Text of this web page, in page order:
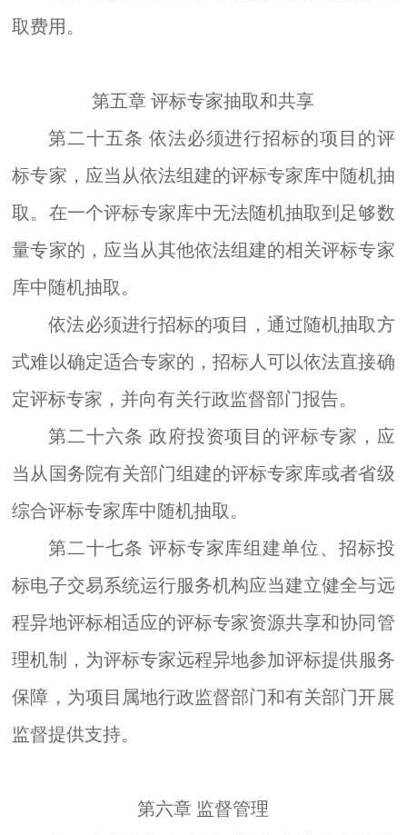
取费用。
第五章 评标专家抽取和共享
第二十五条 依法必须进行招标的项目的评
标专家，应当从依法组建的评标专家库中随机抽
取。在一个评标专家库中无法随机抽取到足够数
量专家的，应当从其他依法组建的相关评标专家
库中随机抽取。
依法必须进行招标的项目，通过随机抽取方
式难以确定适合专家的，招标人可以依法直接确
定评标专家，并向有关行政监督部门报告。
第二十六条 政府投资项目的评标专家，应
当从国务院有关部门组建的评标专家库或者省级
综合评标专家库中随机抽取。
第二十七条 评标专家库组建单位、招标投
标电子交易系统运行服务机构应当建立健全与远
程异地评标相适应的评标专家资源共享和协同管
理机制，为评标专家远程异地参加评标提供服务
保障，为项目属地行政监督部门和有关部门开展
监督提供支持。
第六章 监督管理